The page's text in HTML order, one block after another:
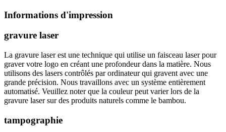
Informations d'impression
gravure laser
La gravure laser est une technique qui utilise un faisceau laser pour
graver votre logo en créant une profondeur dans la matière. Nous
utilisons des lasers contrôlés par ordinateur qui gravent avec une
grande précision. Nous travaillons avec un système entièrement
automatisé. Veuillez noter que la couleur peut varier lors de la
gravure laser sur des produits naturels comme le bambou.
tampographie